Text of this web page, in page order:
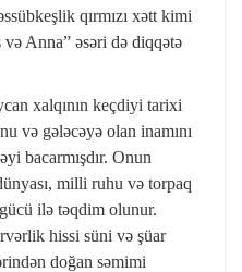
qırmızı xətt kimi
Anna” əsəri də diqqətə
xalqının keçdiyi tarixi
və gələcəyə olan inamını
bacarmışdır. Onun
milli ruhu və torpaq
ilə təqdim olunur.
hissi süni və şüar
doğan səmimi